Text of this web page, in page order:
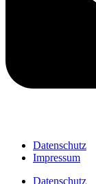
Datenschutz
Impressum
Datenschutz